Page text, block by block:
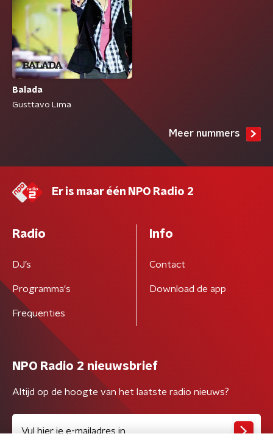
Balada
Gusttavo Lima
Meer nummers
Er is maar één NPO Radio 2
Radio
DJ’s
Programma's
Frequenties
Info
Contact
Download de app
NPO Radio 2 nieuwsbrief
Altijd op de hoogte van het laatste radio nieuws?